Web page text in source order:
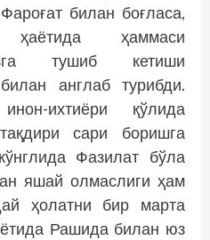
билан боғласа,
ҳаётида ҳаммаси
тушиб кетиши
англаб турибди.
ихтиёри қўлида
сари боришга
Фазилат бўла
яшай олмаслиги ҳам
ҳолатни бир марта
Рашида билан юз